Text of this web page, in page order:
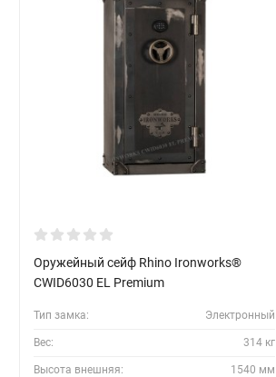
Оружейный сейф Rhino Ironworks®
CWID6030 EL Premium
Тип замка: Электронный
Вес: 314 кг
Высота внешняя: 1540 мм